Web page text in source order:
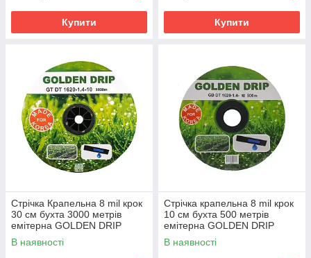
Купити Купити
Стрічка Крапельна 8 mil крок
30 см бухта 3000 метрів
емітерна GOLDEN DRIP
В наявності
Стрічка крапельна 8 mil крок
10 см бухта 500 метрів
емітерна GOLDEN DRIP
В наявності